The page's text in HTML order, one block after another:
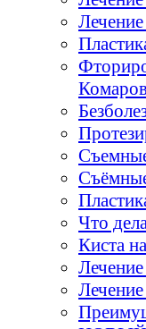
Что
Киста